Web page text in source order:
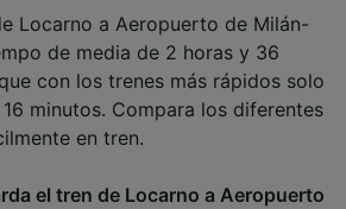
Locarno a Aeropuerto de Milán-
de media de 2 horas y 36
con los trenes más rápidos solo
minutos. Compara los diferentes
en tren.
el tren de Locarno a Aeropuerto